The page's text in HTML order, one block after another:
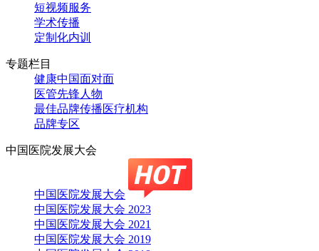
短视频服务
学术传播
定制化内训
专题栏目
健康中国面对面
医管先锋人物
最佳品牌传播医疗机构
品牌专区
中国医院发展大会
中国医院发展大会
中国医院发展大会 2023
中国医院发展大会 2021
中国医院发展大会 2019